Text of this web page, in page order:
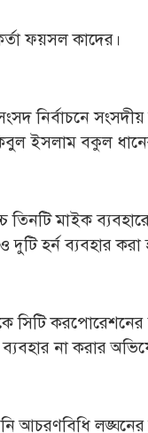
ফয়সল কাদের।
নির্বাচনে
ইসলাম বকুল ধানের
মাইক
দুটি হর্ন ব্যবহার
করপোরেশনের
না করার
আচরণবিধি